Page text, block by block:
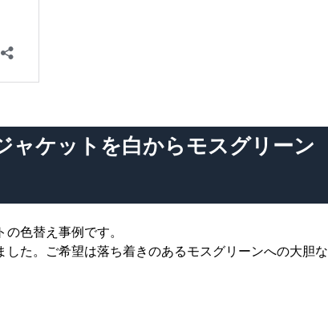
ャケットを白からモスグリーン
色替え事例です。
た。ご希望は落ち着きのあるモスグリーンへの大胆な